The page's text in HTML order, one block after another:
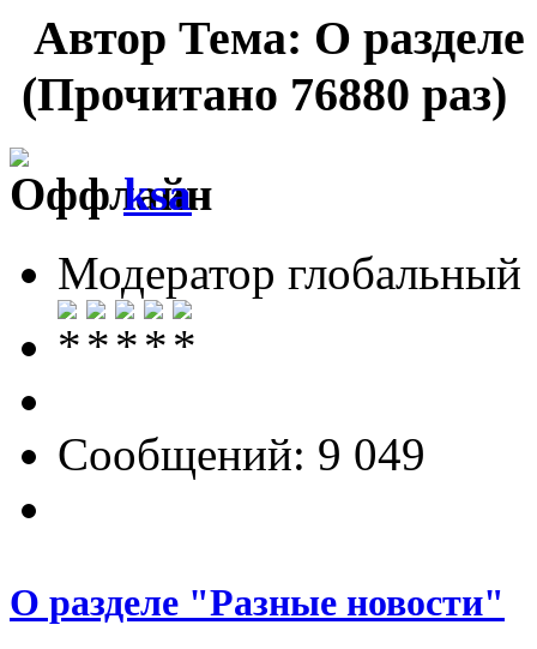
Автор Тема: О
(Прочитано 76880 раз)
ksa
Модератор глобальный
Сообщений: 9 049
О разделе "Разные новости"